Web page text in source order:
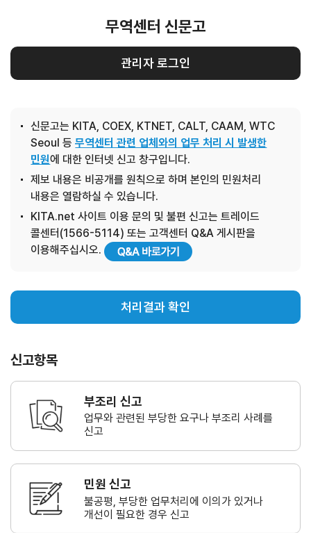
무역센터 신문고
관리자 로그인
신문고는 KITA, COEX, KTNET, CALT, CAAM, WTC
Seoul 등무역센터 관련 업체와의 업무 처리 시 발생한
민원에 대한 인터넷 신고 창구입니다.
제보 내용은 비공개를 원칙으로 하며 본인의 민원처리
내용은 열람하실 수 있습니다.
KITA.net 사이트 이용 문의 및 불편 신고는 트레이드
콜센터(1566-5114) 또는 고객센터 Q&A 게시판을
이용해주십시오.
처리결과 확인
신고항목
부조리 신고
업무와 관련된 부당한 요구나 부조리 사례를
신고
민원 신고
불공평, 부당한 업무처리에 이의가 있거나
개선이 필요한 경우 신고